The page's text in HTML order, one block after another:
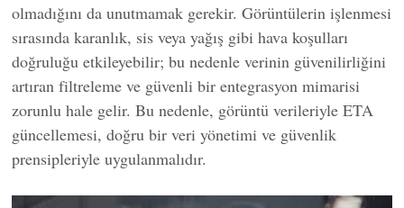
olmadığını da unutmamak gerekir. Görüntülerin işlenmesi
sırasında karanlık, sis veya yağış gibi hava koşulları
doğruluğu etkileyebilir; bu nedenle verinin güvenilirliğini
artıran filtreleme ve güvenli bir entegrasyon mimarisi
zorunlu hale gelir. Bu nedenle, görüntü verileriyle ETA
güncellemesi, doğru bir veri yönetimi ve güvenlik
prensipleriyle uygulanmalıdır.